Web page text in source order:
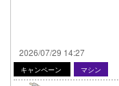
2026/07/29 14:27
キャンペーン マシン